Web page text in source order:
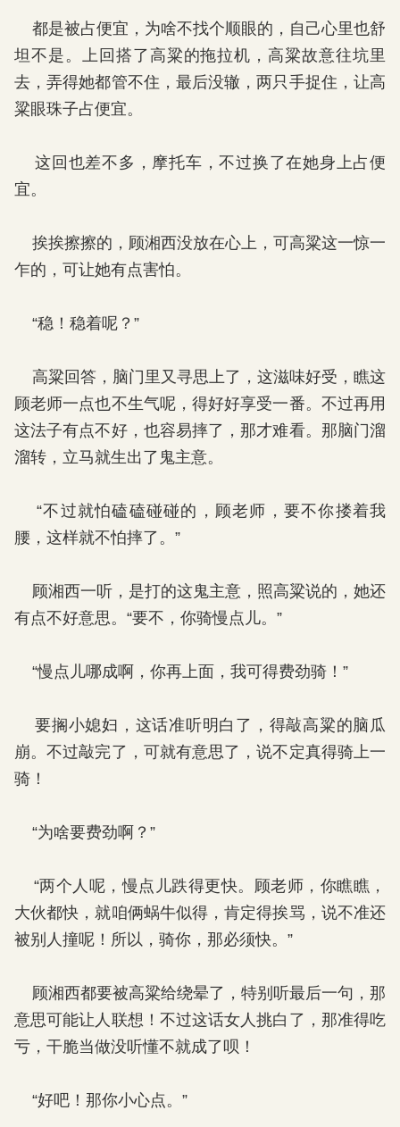
都是被占便宜，为啥不找个顺眼的，自己心里也舒
坦不是。上回搭了高粱的拖拉机，高粱故意往坑里
去，弄得她都管不住，最后没辙，两只手捉住，让高
粱眼珠子占便宜。
这回也差不多，摩托车，不过换了在她身上占便
宜。
挨挨擦擦的，顾湘西没放在心上，可高粱这一惊一
乍的，可让她有点害怕。
“稳！稳着呢？”
高粱回答，脑门里又寻思上了，这滋味好受，瞧这
顾老师一点也不生气呢，得好好享受一番。不过再用
这法子有点不好，也容易摔了，那才难看。那脑门溜
溜转，立马就生出了鬼主意。
“不过就怕磕磕碰碰的，顾老师，要不你搂着我
腰，这样就不怕摔了。”
顾湘西一听，是打的这鬼主意，照高粱说的，她还
有点不好意思。“要不，你骑慢点儿。”
“慢点儿哪成啊，你再上面，我可得费劲骑！”
要搁小媳妇，这话准听明白了，得敲高粱的脑瓜
崩。不过敲完了，可就有意思了，说不定真得骑上一
骑！
“为啥要费劲啊？”
“两个人呢，慢点儿跌得更快。顾老师，你瞧瞧，
大伙都快，就咱俩蜗牛似得，肯定得挨骂，说不准还
被别人撞呢！所以，骑你，那必须快。”
顾湘西都要被高粱给绕晕了，特别听最后一句，那
意思可能让人联想！不过这话女人挑白了，那准得吃
亏，干脆当做没听懂不就成了呗！
“好吧！那你小心点。”